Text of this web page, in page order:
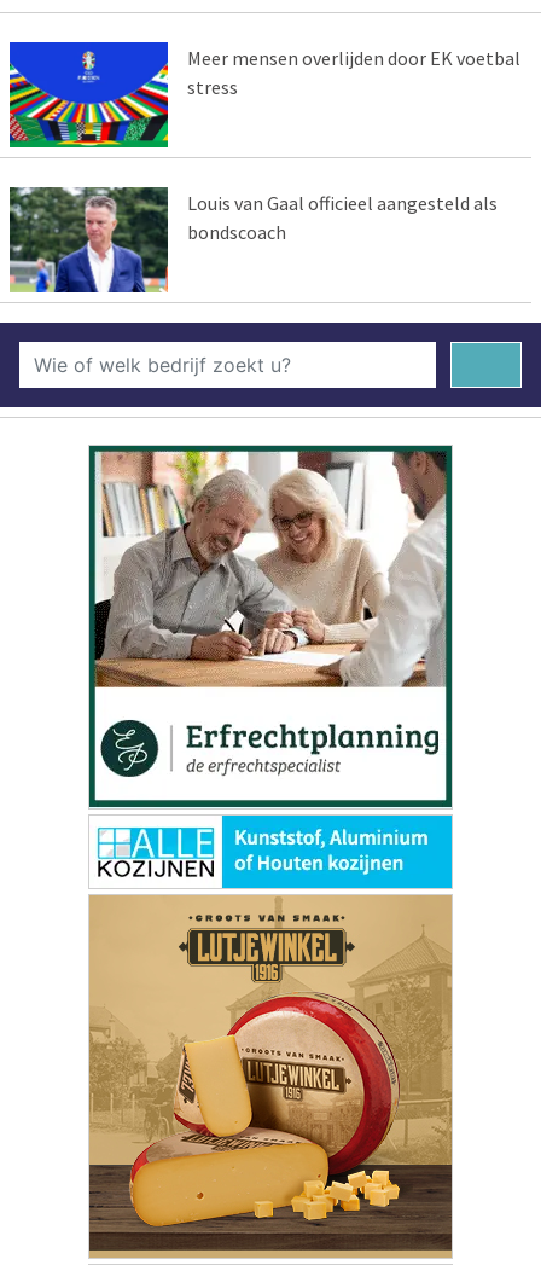
Meer mensen overlijden door EK voetbal
stress
Louis van Gaal officieel aangesteld als
bondscoach